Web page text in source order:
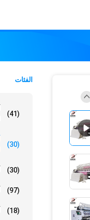
الفئات
(41)
(30)
(30)
(97)
(18)